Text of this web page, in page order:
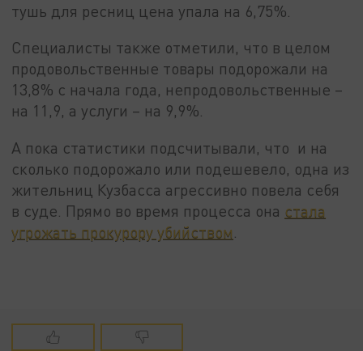
тушь для ресниц цена упала на 6,75%.
Специалисты также отметили, что в целом
продовольственные товары подорожали на
13,8% с начала года, непродовольственные –
на 11,9, а услуги – на 9,9%.
А пока статистики подсчитывали, что и на
сколько подорожало или подешевело, одна из
жительниц Кузбасса агрессивно повела себя
в суде. Прямо во время процесса она стала
угрожать прокурору убийством